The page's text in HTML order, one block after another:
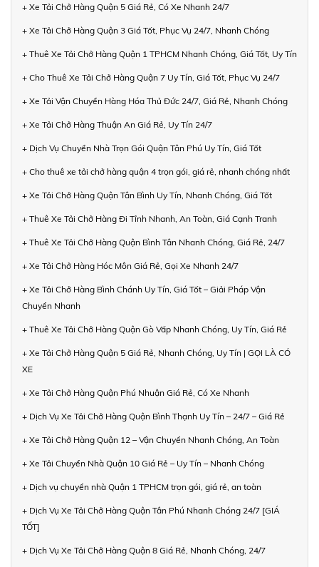
+ Xe Tải Chở Hàng Quận 5 Giá Rẻ, Có Xe Nhanh 24/7
+ Xe Tải Chở Hàng Quận 3 Giá Tốt, Phục Vụ 24/7, Nhanh Chóng
+ Thuê Xe Tải Chở Hàng Quận 1 TPHCM Nhanh Chóng, Giá Tốt, Uy Tín
+ Cho Thuê Xe Tải Chở Hàng Quận 7 Uy Tín, Giá Tốt, Phục Vụ 24/7
+ Xe Tải Vận Chuyển Hàng Hóa Thủ Đức 24/7, Giá Rẻ, Nhanh Chóng
+ Xe Tải Chở Hàng Thuận An Giá Rẻ, Uy Tín 24/7
+ Dịch Vụ Chuyển Nhà Trọn Gói Quận Tân Phú Uy Tín, Giá Tốt
+ Cho thuê xe tải chở hàng quận 4 trọn gói, giá rẻ, nhanh chóng nhất
+ Xe Tải Chở Hàng Quận Tân Bình Uy Tín, Nhanh Chóng, Giá Tốt
+ Thuê Xe Tải Chở Hàng Đi Tỉnh Nhanh, An Toàn, Giá Cạnh Tranh
+ Thuê Xe Tải Chở Hàng Quận Bình Tân Nhanh Chóng, Giá Rẻ, 24/7
+ Xe Tải Chở Hàng Hóc Môn Giá Rẻ, Gọi Xe Nhanh 24/7
+ Xe Tải Chở Hàng Bình Chánh Uy Tín, Giá Tốt – Giải Pháp Vận
Chuyển Nhanh
+ Thuê Xe Tải Chở Hàng Quận Gò Vấp Nhanh Chóng, Uy Tín, Giá Rẻ
+ Xe Tải Chở Hàng Quận 5 Giá Rẻ, Nhanh Chóng, Uy Tín | GỌI LÀ CÓ
XE
+ Xe Tải Chở Hàng Quận Phú Nhuận Giá Rẻ, Có Xe Nhanh
+ Dịch Vụ Xe Tải Chở Hàng Quận Bình Thạnh Uy Tín – 24/7 – Giá Rẻ
+ Xe Tải Chở Hàng Quận 12 – Vận Chuyển Nhanh Chóng, An Toàn
+ Xe Tải Chuyển Nhà Quận 10 Giá Rẻ – Uy Tín – Nhanh Chóng
+ Dịch vụ chuyển nhà Quận 1 TPHCM trọn gói, giá rẻ, an toàn
+ Dịch Vụ Xe Tải Chở Hàng Quận Tân Phú Nhanh Chóng 24/7 [GIÁ
TỐT]
+ Dịch Vụ Xe Tải Chở Hàng Quận 8 Giá Rẻ, Nhanh Chóng, 24/7